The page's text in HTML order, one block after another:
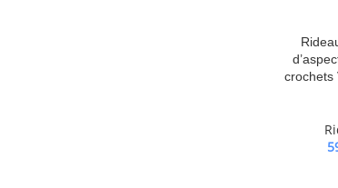
crochets